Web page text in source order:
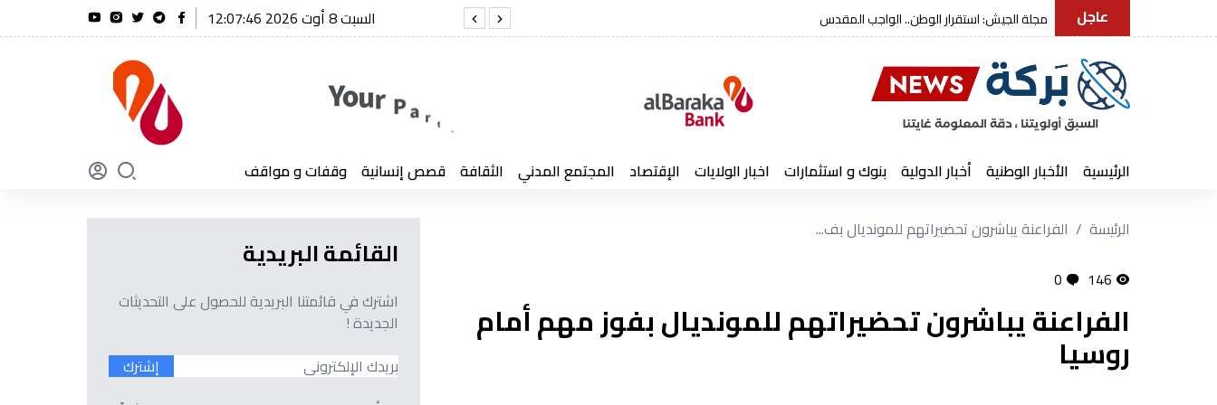
عاجل شنقريحة يتقدم بتعازيه إثر وفاة العميد كمال لخضر رئيس الجمهورية يعزي في وفاة العميد كمال لخضر
السبت 8 أوت 2026 12:07:47
الرئيسية الأخبار الوطنية أخبار الدولية بنوك و استثمارات اخبار الولايات الإقتصاد المجتمع المدني الثقافة قصص إنسانية وقفات و مواقف
الرئيسة
الفراعنة يباشرون تحضيراتهم للمونديال بف...
146
0
الفراعنة يباشرون تحضيراتهم للمونديال بفوز مهم أمام
روسيا
القائمة البريدية
اشترك في قائمتنا البريدية للحصول على التحديثات
الجديدة !
إشترك